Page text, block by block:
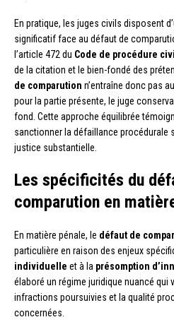
En pratique, les juges civils disposent
significatif face au défaut de
l’article 472 du Code de procédure
de la citation et le bien-fondé des
de comparution n’entraîne donc pas
pour la partie présente, le juge
fond. Cette approche équilibrée
sanctionner la défaillance procédurale
justice substantielle.
Les spécificités du
comparution en
En matière pénale, le défaut de
particulière en raison des enjeux
individuelle et à la présomption
élaboré un régime juridique nuancé qui
infractions poursuivies et la qualité
concernées.